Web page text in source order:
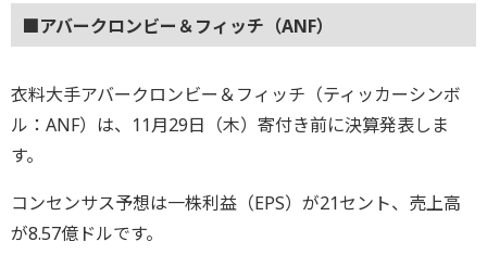
■アバークロンビー＆フィッチ（ANF）
衣料大手アバークロンビー＆フィッチ（ティッカーシンボ
ル：ANF）は、11月29日（木）寄付き前に決算発表しま
す。
コンセンサス予想は一株利益（EPS）が21セント、売上高
が8.57億ドルです。